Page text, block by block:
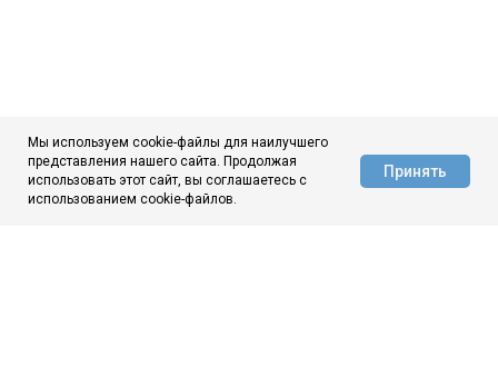
АЦ ЦНИИчермет
Мы используем cookie-файлы для наилучшего
представления нашего сайта. Продолжая
использовать этот сайт, вы соглашаетесь с
использованием cookie-файлов.
Принять